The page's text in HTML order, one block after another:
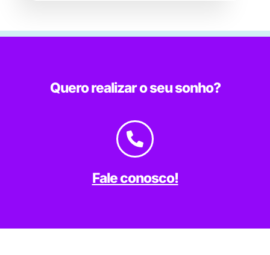
Quero realizar o seu sonho?
Fale conosco!